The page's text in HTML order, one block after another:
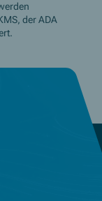
der ADA